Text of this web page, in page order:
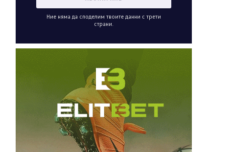
Ние няма да споделим твоите данни с трети
страни.